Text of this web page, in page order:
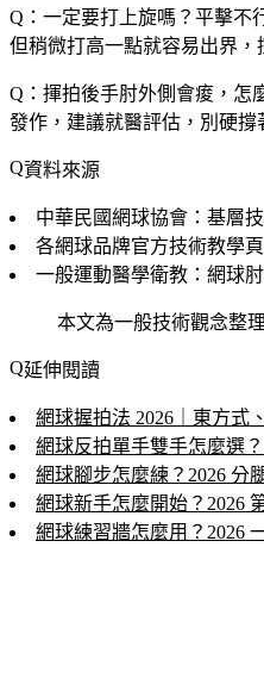
Q：一定要打上旋嗎？平擊不
但稍微打高一點就容易出界，
Q：揮拍後手肘外側會痠，怎
發作，建議就醫評估，別硬撐
資料來源
中華民國網球協會：基層
各網球品牌官方技術教學
一般運動醫學衛教：網球
本文為一般技術觀念整
延伸閱讀
網球握拍法 2026｜東方式
網球反拍單手雙手怎麼選
網球腳步怎麼練？2026 分
網球新手怎麼開始？2026
網球練習牆怎麼用？2026